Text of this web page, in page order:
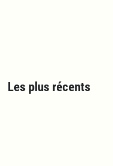
Les plus récents